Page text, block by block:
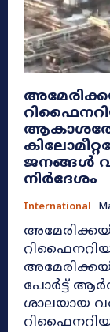
ജനങ്ങൾ
നിർദേശം
International
പോർട്ട്
ശാലയായ